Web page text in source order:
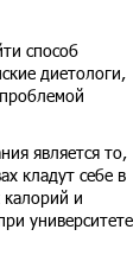
способ
диетологи,
является то,
кладут себе в
и
университете